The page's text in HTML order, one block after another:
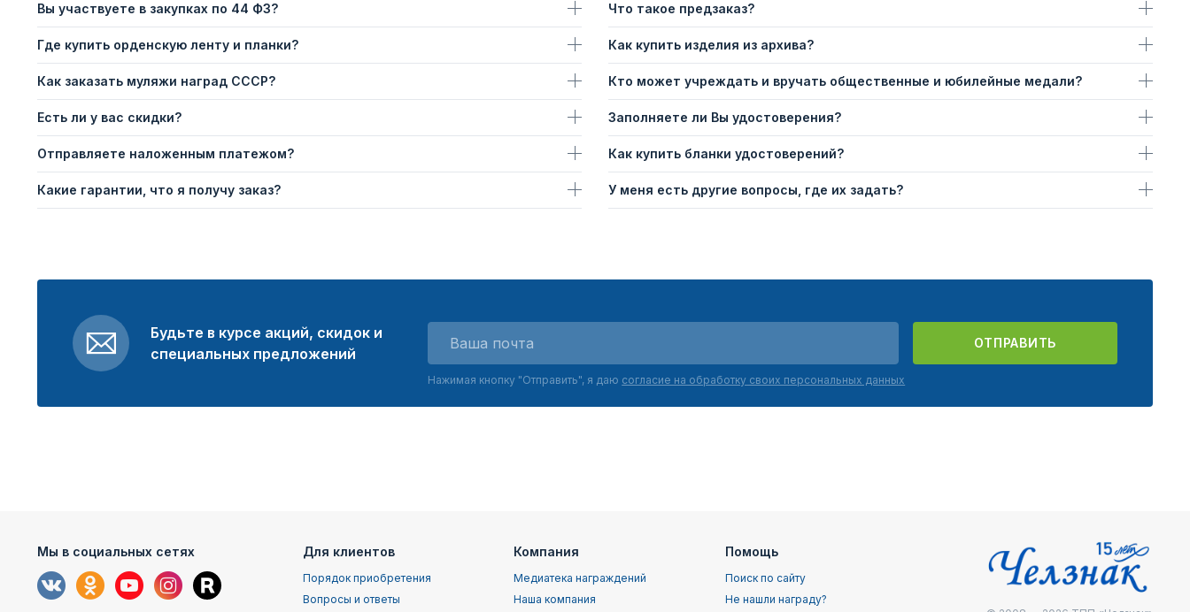
Вы участвуете в закупках по 44 ФЗ?
Где купить орденскую ленту и планки?
Как заказать муляжи наград СССР?
Есть ли у вас скидки?
Отправляете наложенным платежом?
Какие гарантии, что я получу заказ?
Что такое предзаказ?
Как купить изделия из архива?
Кто может учреждать и вручать общественные и юбилейные медали?
Заполняете ли Вы удостоверения?
Как купить бланки удостоверений?
У меня есть другие вопросы, где их задать?
Будьте в курсе акций, скидок и
специальных предложений
ОТПРАВИТЬ
Нажимая кнопку "Отправить", я даю согласие на обработку своих персональных данных
Мы в социальных сетях Для клиентов
Порядок приобретения
Вопросы и ответы
Компания
Медиатека награждений
Наша компания
Помощь
Поиск по сайту
Не нашли награду?